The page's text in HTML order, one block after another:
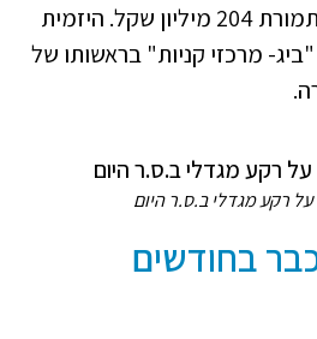
העסקים אהוד בן ש"ך תמורת 204 מיליון שקל. היזמית
מרכזי קניות" בראשותו של
רקע מגדלי ב.ס.ר היום
בחודשים